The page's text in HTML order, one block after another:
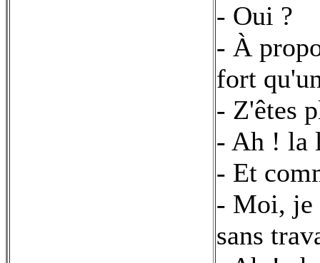
- Oui ?
- À
fort
- Z'êtes
- Ah ! la
- Et
- Moi, je
sans